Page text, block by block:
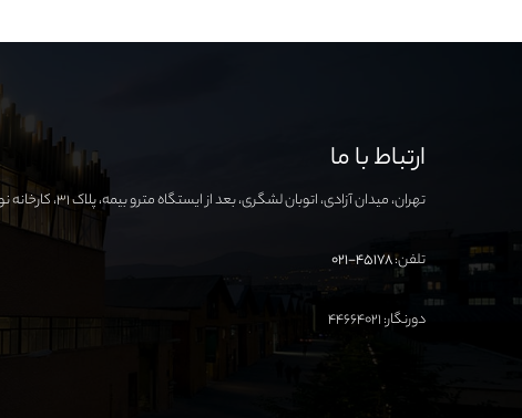
ارتباط با ما
تهران، میدان آزادی، اتوبان لشگری، بعد از ایستگاه مترو بیمه، پلاک ۳۱، کارخانه نوآوری آزادی
تلفن:۴۵۱۷۸-۰۲۱
دورنگار: ۴۴۶۶۴۰۲۱